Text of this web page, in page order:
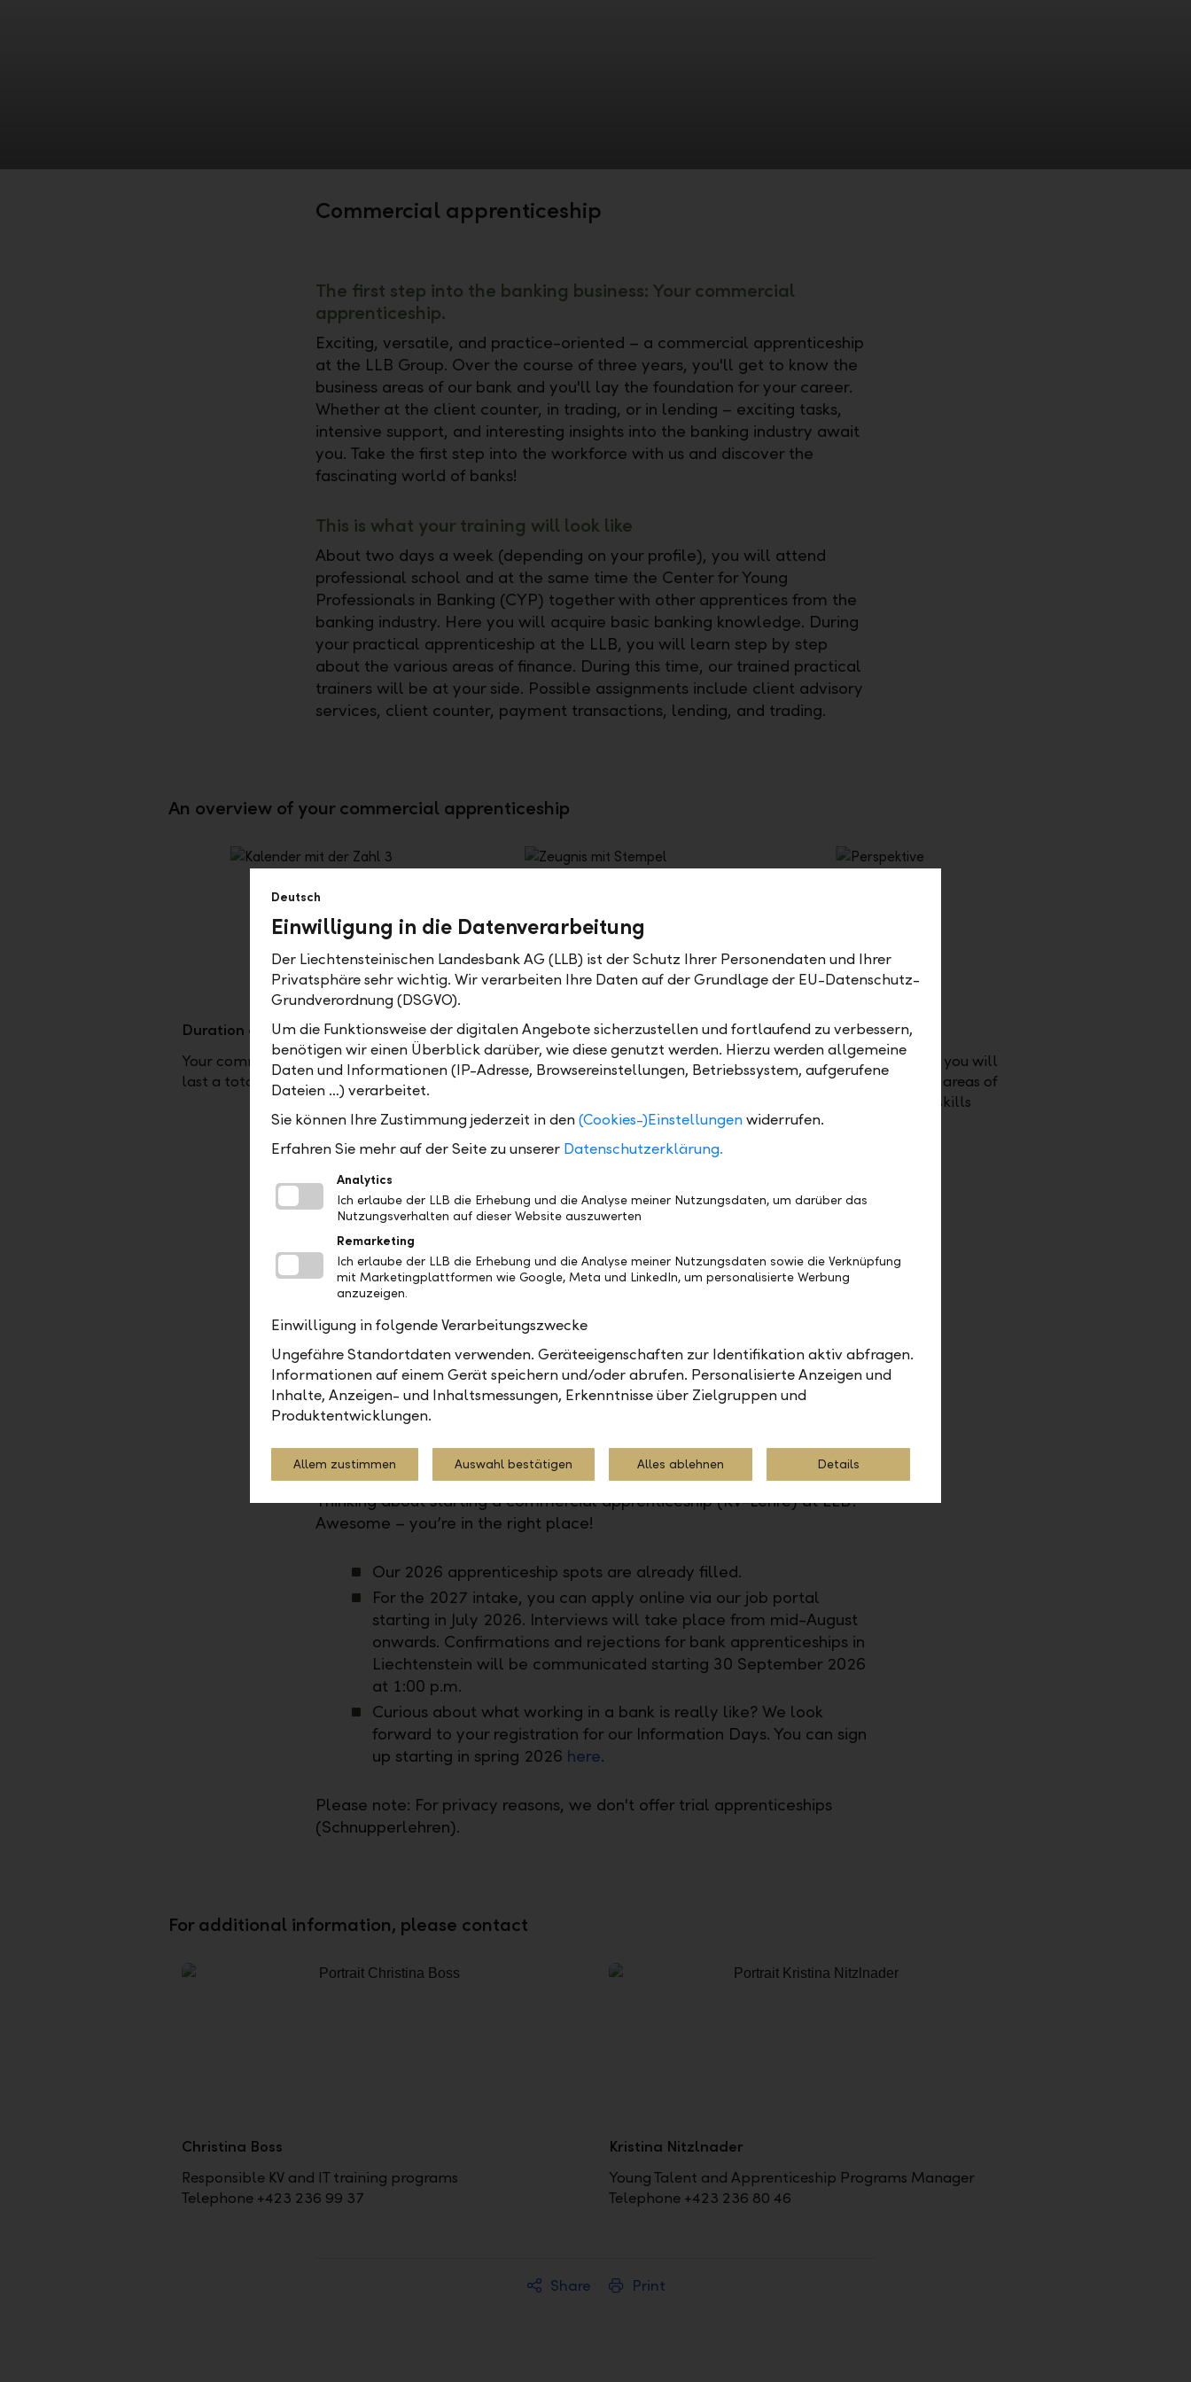
Commercial apprenticeship
The first step into the banking business: Your commercial
apprenticeship.
Exciting, versatile, and practice-oriented – a commercial apprenticeship
at the LLB Group. Over the course of three years, you'll get to know the
business areas of our bank and you'll lay the foundation for your career.
Whether at the client counter, in trading, or in lending – exciting tasks,
intensive support, and interesting insights into the banking industry await
you. Take the first step into the workforce with us and discover the
fascinating world of banks!
This is what your training will look like
About two days a week (depending on your profile), you will attend
professional school and at the same time the Center for Young
Professionals in Banking (CYP) together with other apprentices from the
banking industry. Here you will acquire basic banking knowledge. During
your practical apprenticeship at the LLB, you will learn step by step
about the various areas of finance. During this time, our trained practical
trainers will be at your side. Possible assignments include client advisory
services, client counter, payment transactions, lending, and trading.
An overview of your commercial apprenticeship
Duration of training
Your commercial apprenticeship will
last a total of three years.
Graduation
Diploma of Vocational Training and
Training as a commercial specialist,
baccalaureate (BMS).
Prospects
As a commercial specialist, you will
be able to work in different areas of
banking and develop your skills
accordingly.
Your profile
Student in the Realschule (Liechtenstein) or Sekundarstufe
(Switzerland)
Interest in banking
Good language and social skills
Enjoyment in dealing with people
Flair for numbers
Sense of responsibility and reliability
Your next steps
Thinking about starting a commercial apprenticeship (KV-Lehre) at LLB?
Awesome – you’re in the right place!
Our 2026 apprenticeship spots are already filled.
For the 2027 intake, you can apply online via our job portal
starting in July 2026. Interviews will take place from mid-August
onwards. Confirmations and rejections for bank apprenticeships in
Liechtenstein will be communicated starting 30 September 2026
at 1:00 p.m.
Curious about what working in a bank is really like? We look
forward to your registration for our Information Days. You can sign
up starting in spring 2026 here.
Please note: For privacy reasons, we don't offer trial apprenticeships
(Schnupperlehren).
For additional information, please contact
Christina Boss
Responsible KV and IT training programs
Telephone +423 236 99 37
Kristina Nitzlnader
Young Talent and Apprenticeship Programs Manager
Telephone +423 236 80 46
Share Print
Deutsch
Einwilligung in die Datenverarbeitung
Der Liechtensteinischen Landesbank AG (LLB) ist der Schutz Ihrer Personendaten und Ihrer
Privatsphäre sehr wichtig. Wir verarbeiten Ihre Daten auf der Grundlage der EU-Datenschutz-
Grundverordnung (DSGVO).
Um die Funktionsweise der digitalen Angebote sicherzustellen und fortlaufend zu verbessern,
benötigen wir einen Überblick darüber, wie diese genutzt werden. Hierzu werden allgemeine
Daten und Informationen (IP-Adresse, Browsereinstellungen, Betriebssystem, aufgerufene
Dateien …) verarbeitet.
Sie können Ihre Zustimmung jederzeit in den(Cookies-)Einstellungenwiderrufen.
Erfahren Sie mehr auf der Seite zu unserer Datenschutzerklärung.
Analytics
Ich erlaube der LLB die Erhebung und die Analyse meiner Nutzungsdaten, um darüber das
Nutzungsverhalten auf dieser Website auszuwerten
Remarketing
Ich erlaube der LLB die Erhebung und die Analyse meiner Nutzungsdaten sowie die Verknüpfung
mit Marketingplattformen wie Google, Meta und LinkedIn, um personalisierte Werbung
anzuzeigen.
Einwilligung in folgende Verarbeitungszwecke
Ungefähre Standortdaten verwenden. Geräteeigenschaften zur Identifikation aktiv abfragen.
Informationen auf einem Gerät speichern und/oder abrufen. Personalisierte Anzeigen und
Inhalte, Anzeigen- und Inhaltsmessungen, Erkenntnisse über Zielgruppen und
Produktentwicklungen.
Allem zustimmen Auswahl bestätigen Alles ablehnen Details